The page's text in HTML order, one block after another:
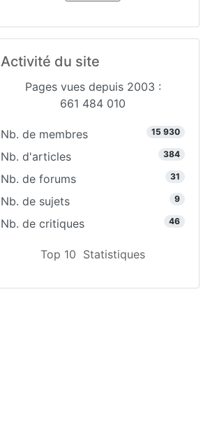
Activité du site
Pages vues depuis 2003 :
661 484 010
Nb. de membres 15 930
Nb. d'articles 384
Nb. de forums 31
Nb. de sujets 9
Nb. de critiques 46
Top 10 Statistiques